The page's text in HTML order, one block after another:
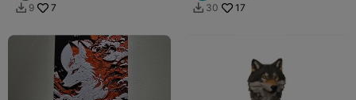
 9 7  30 17